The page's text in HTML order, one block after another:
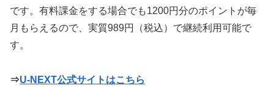
です。有料課金をする場合でも1200円分のポイントが毎
月もらえるので、実質989円（税込）で継続利用可能で
す。
⇒U-NEXT公式サイトはこちら